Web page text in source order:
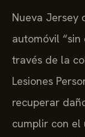
Nueva Jersey
automóvil
través de la
Lesiones
recuperar
cumplir con el